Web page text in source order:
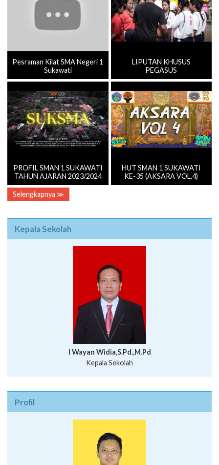
Pesraman Kilat SMA Negeri 1
Sukawati
LIPUTAN KHUSUS
PEGASUS
PROFIL SMAN 1 SUKAWATI
TAHUN AJARAN 2023/2024
HUT SMAN 1 SUKAWATI
KE-35 (AKSARA VOL.4)
Selengkapnya ≫
Kepala Sekolah
I Wayan Widia,S.Pd.,M.Pd
Kepala Sekolah
Profil